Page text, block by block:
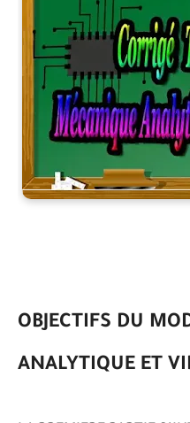
OBJECTIFS DU
ANALYTIQUE ET